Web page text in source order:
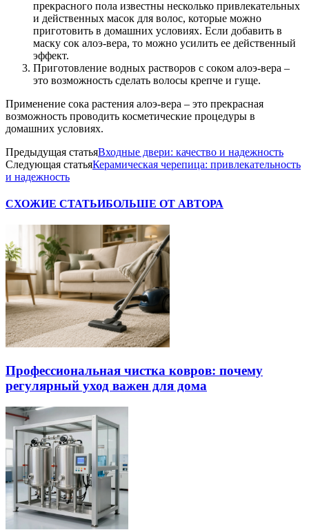
прекрасного пола известны несколько привлекательных
и действенных масок для волос, которые можно
приготовить в домашних условиях. Если добавить в
маску сок алоэ-вера, то можно усилить ее действенный
эффект.
Приготовление водных растворов с соком алоэ-вера –
это возможность сделать волосы крепче и гуще.
Применение сока растения алоэ-вера – это прекрасная
возможность проводить косметические процедуры в
домашних условиях.
Предыдущая статьяВходные двери: качество и надежность
Следующая статьяКерамическая черепица: привлекательность
и надежность
СХОЖИЕ СТАТЬИБОЛЬШЕ ОТ АВТОРА
Профессиональная чистка ковров: почему
регулярный уход важен для дома